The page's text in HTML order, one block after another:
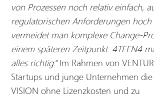
von Prozessen noch relativ einfach,
regulatorischen Anforderungen hoch
vermeidet man komplexe Change-
einem späteren Zeitpunkt. 4TEEN4
alles richtig.“ Im Rahmen von
Startups und junge Unternehmen die
VISION ohne Lizenzkosten und zu